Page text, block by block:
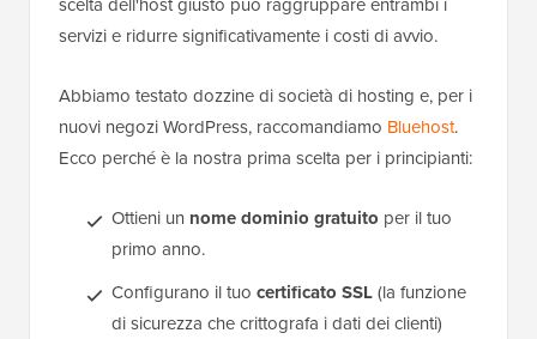
servizi e ridurre significativamente i costi di avvio.
Abbiamo testato dozzine di società di hosting e, per i
nuovi negozi WordPress, raccomandiamo Bluehost.
Ecco perché è la nostra prima scelta per i principianti:
Ottieni un nome dominio gratuito per il tuo
primo anno.
Configurano il tuo certificato SSL(la funzione
di sicurezza che crittografa i dati dei clienti)